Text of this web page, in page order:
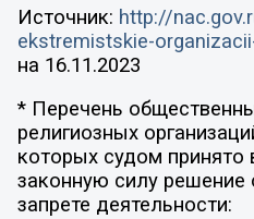
Источник: http://
ekstremistskie-
на 16.11.2023
* Перечень
религиозных
которых судом принято
законную силу решение
запрете деятельности: